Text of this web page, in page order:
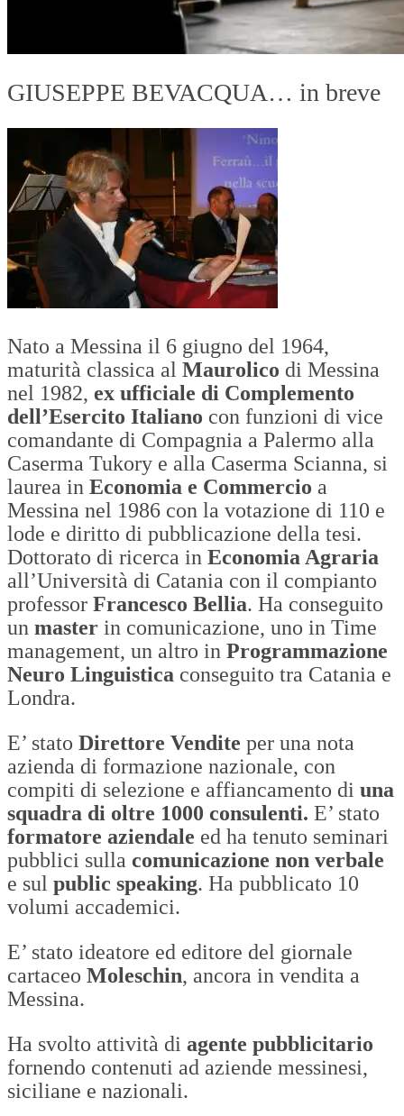
GIUSEPPE BEVACQUA… in breve
Nato a Messina il 6 giugno del 1964,
maturità classica al Maurolico di Messina
nel 1982, ex ufficiale di Complemento
dell’Esercito Italiano con funzioni di vice
comandante di Compagnia a Palermo alla
Caserma Tukory e alla Caserma Scianna, si
laurea in Economia e Commercio a
Messina nel 1986 con la votazione di 110 e
lode e diritto di pubblicazione della tesi.
Dottorato di ricerca in Economia Agraria
all’Università di Catania con il compianto
professor Francesco Bellia. Ha conseguito
un master in comunicazione, uno in Time
management, un altro in Programmazione
Neuro Linguistica conseguito tra Catania e
Londra.
E’ stato Direttore Vendite per una nota
azienda di formazione nazionale, con
compiti di selezione e affiancamento di una
squadra di oltre 1000 consulenti. E’ stato
formatore aziendale ed ha tenuto seminari
pubblici sulla comunicazione non verbale
e sul public speaking. Ha pubblicato 10
volumi accademici.
E’ stato ideatore ed editore del giornale
cartaceo Moleschin, ancora in vendita a
Messina.
Ha svolto attività di agente pubblicitario
fornendo contenuti ad aziende messinesi,
siciliane e nazionali.